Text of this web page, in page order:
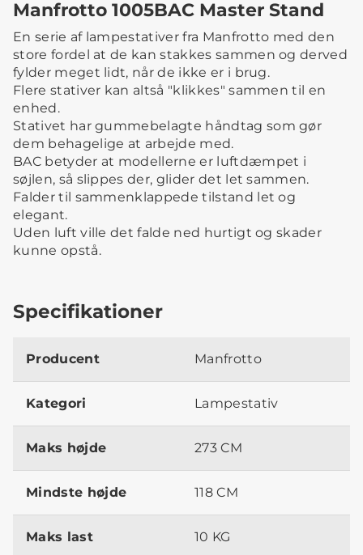
Manfrotto 1005BAC Master Stand
En serie af lampestativer fra Manfrotto med den
store fordel at de kan stakkes sammen og derved
fylder meget lidt, når de ikke er i brug.
Flere stativer kan altså "klikkes" sammen til en
enhed.
Stativet har gummebelagte håndtag som gør
dem behagelige at arbejde med.
BAC betyder at modellerne er luftdæmpet i
søjlen, så slippes der, glider det let sammen.
Falder til sammenklappede tilstand let og
elegant.
Uden luft ville det falde ned hurtigt og skader
kunne opstå.
Specifikationer
Producent Manfrotto
Kategori Lampestativ
Maks højde 273 CM
Mindste højde 118 CM
Maks last 10 KG